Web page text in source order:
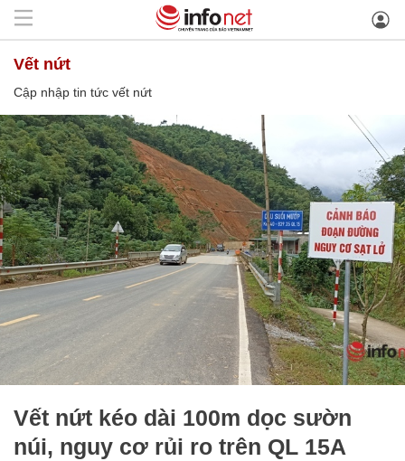
vết nứt
Cập nhập tin tức vết nứt
Vết nứt kéo dài 100m dọc sườn
núi, nguy cơ rủi ro trên QL 15A